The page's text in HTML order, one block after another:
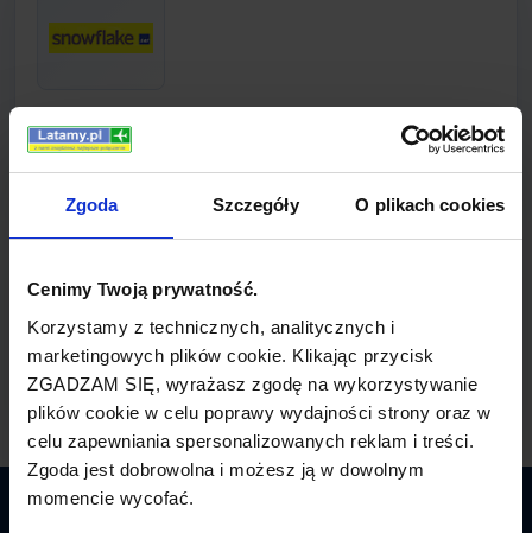
Zgoda Szczegóły O plikach cookies
Cenimy Twoją prywatność.
Korzystamy z technicznych, analitycznych i
marketingowych plików cookie. Klikając przycisk
ZGADZAM SIĘ, wyrażasz zgodę na wykorzystywanie
plików cookie w celu poprawy wydajności strony oraz w
celu zapewniania spersonalizowanych reklam i treści.
Zgoda jest dobrowolna i możesz ją w dowolnym
momencie wycofać.
LINIE LOTNICZE
Snowflake - bilety lotnicze
Informacje o linii Snowflake
Snowflake oferuje loty do kilku europejskich miast
z lotnisk w Sztokhomie i Kopenhadze.